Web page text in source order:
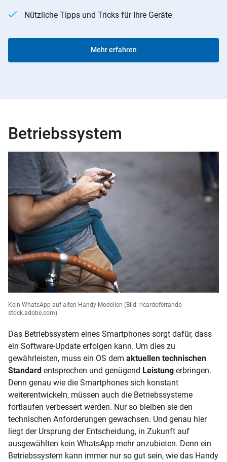
Nützliche Tipps und Tricks für Ihre Geräte
Mehr erfahren
Betriebssystem
Kein WhatsApp auf alten Handy-Modellen (Bild: ricardoferrando -
stock.adobe.com)
Das Betriebssystem eines Smartphones sorgt dafür, dass
ein Software-Update erfolgen kann. Um dies zu
gewährleisten, muss ein OS dem aktuellen technischen
Standard entsprechen und genügend Leistung erbringen.
Denn genau wie die Smartphones sich konstant
weiterentwickeln, müssen auch die Betriebssysteme
fortlaufen verbessert werden. Nur so bleiben sie den
technischen Anforderungen gewachsen. Und genau hier
liegt der Ursprung der Entscheidung, in Zukunft auf
ausgewählten kein WhatsApp mehr anzubieten. Denn ein
Betriebssystem kann immer nur so gut sein, wie das Handy